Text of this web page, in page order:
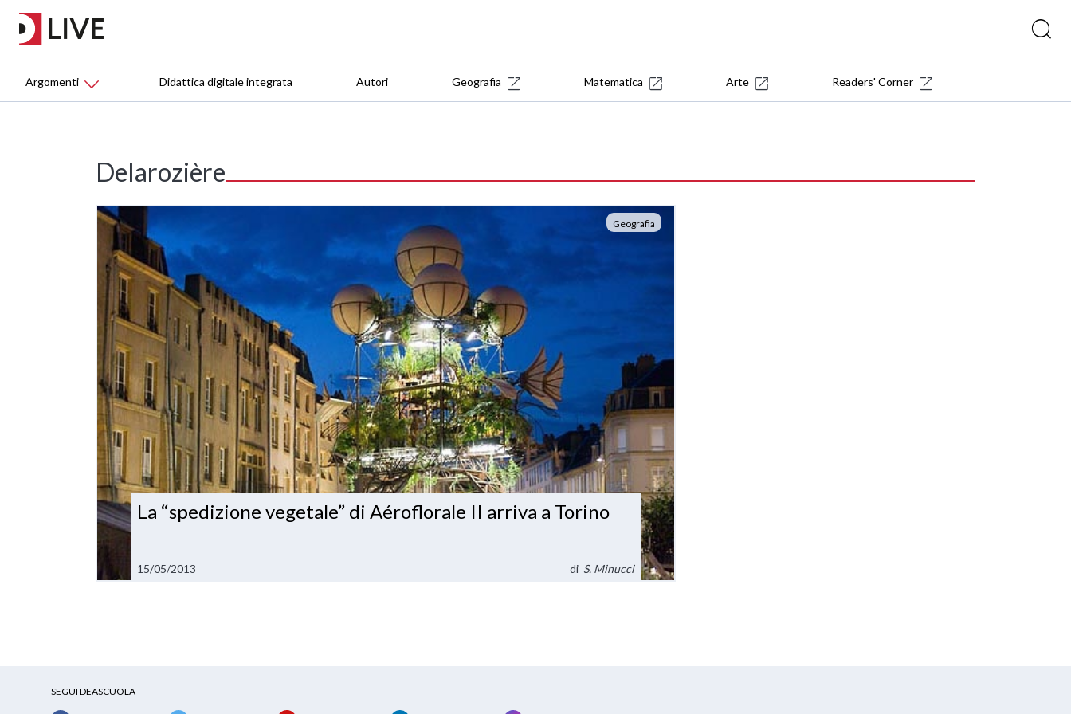
Argomenti Didattica digitale integrata Autori Geografia Matematica Arte Readers' Corner
Delarozière
Geografia
La “spedizione vegetale” di Aéroflorale II arriva a Torino
15/05/2013 di S. Minucci
SEGUI DEASCUOLA